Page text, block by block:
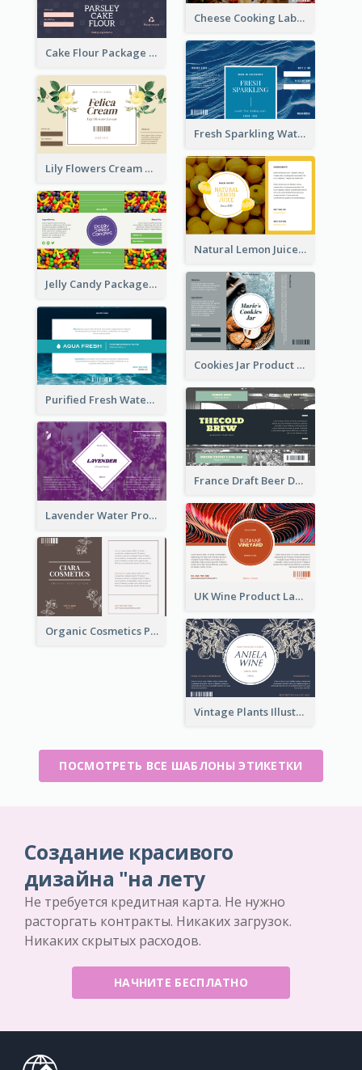
Cheese Cooking Label
Cake Flour Package Label
Fresh Sparkling Water Label
Lily Flowers Cream Product Label
Natural Lemon Juice Label
Jelly Candy Package Label
Cookies Jar Product Label
Purified Fresh Water Drink Label
France Draft Beer Drink Label
Lavender Water Product Label
UK Wine Product Label
Organic Cosmetics Product Label
Vintage Plants Illustration Wine Label
ПОСМОТРЕТЬ ВСЕ ШАБЛОНЫ ЭТИКЕТКИ
Создание красивого
дизайна "на лету
Не требуется кредитная карта. Не нужно
расторгать контракты. Никаких загрузок.
Никаких скрытых расходов.
НАЧНИТЕ БЕСПЛАТНО